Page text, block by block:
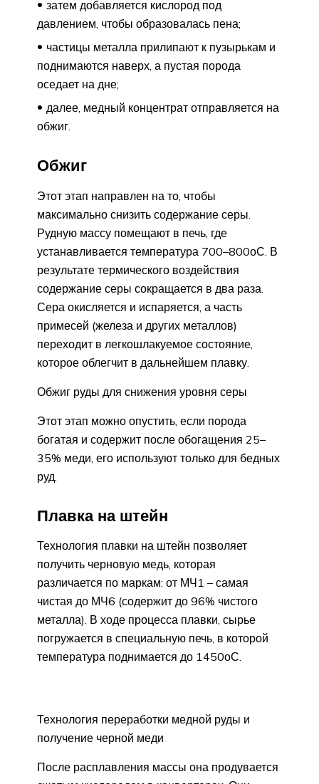
затем добавляется кислород под
давлением, чтобы образовалась пена;
частицы металла прилипают к пузырькам и
поднимаются наверх, а пустая порода
оседает на дне;
далее, медный концентрат отправляется на
обжиг.
Обжиг
Этот этап направлен на то, чтобы
максимально снизить содержание серы.
Рудную массу помещают в печь, где
устанавливается температура 700–800оС. В
результате термического воздействия
содержание серы сокращается в два раза.
Сера окисляется и испаряется, а часть
примесей (железа и других металлов)
переходит в легкошлакуемое состояние,
которое облегчит в дальнейшем плавку.
Обжиг руды для снижения уровня серы
Этот этап можно опустить, если порода
богатая и содержит после обогащения 25–
35% меди, его используют только для бедных
руд.
Плавка на штейн
Технология плавки на штейн позволяет
получить черновую медь, которая
различается по маркам: от МЧ1 – самая
чистая до МЧ6 (содержит до 96% чистого
металла). В ходе процесса плавки, сырье
погружается в специальную печь, в которой
температура поднимается до 1450оС.
Технология переработки медной руды и
получение черной меди
После расплавления массы она продувается